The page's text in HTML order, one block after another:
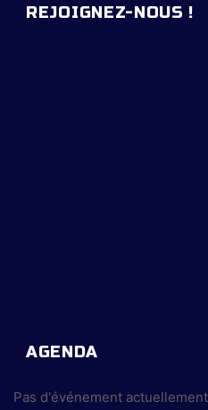
REJOIGNEZ-NOUS !
AGENDA
Pas d'événement